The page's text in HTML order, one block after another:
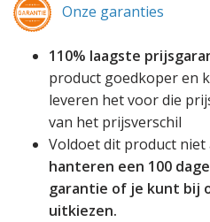
Onze garanties
110% laagste
product goedkoper en
leveren het voor die
van het prijsverschil
Voldoet dit product niet
hanteren een 100
garantie of je kunt bij
uitkiezen.